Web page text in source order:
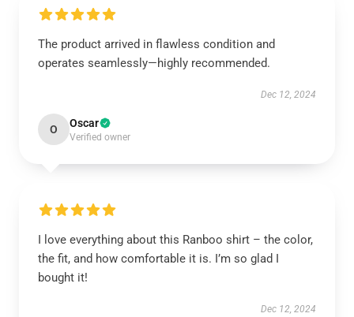
The product arrived in flawless condition and
operates seamlessly—highly recommended.
Dec 12, 2024
O Oscar
Verified owner
I love everything about this Ranboo shirt – the color,
the fit, and how comfortable it is. I’m so glad I
bought it!
Dec 12, 2024